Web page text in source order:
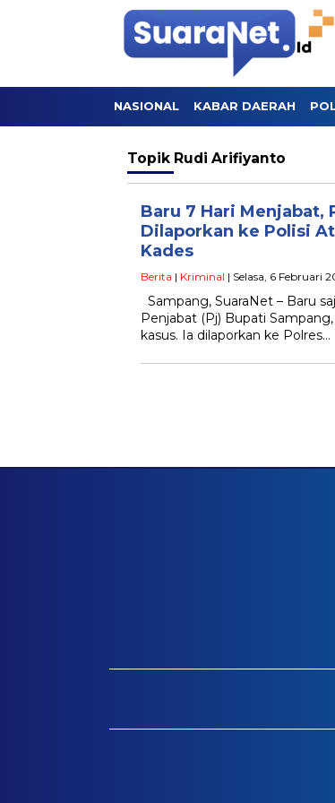
NASIONAL KABAR DAERAH
Topik Rudi Arifiyanto
Baru 7 Hari Menjabat,
Dilaporkan ke Polisi
Kades
Berita | Kriminal | Selasa, 6 Februari
Sampang, SuaraNet – Baru
Penjabat (Pj) Bupati
kasus. Ia dilaporkan ke Polres…